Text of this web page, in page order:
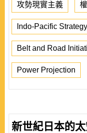
攻勢現實主義
Indo-Pacific Strategy
Belt and Road
Power Projection
新世紀日本的